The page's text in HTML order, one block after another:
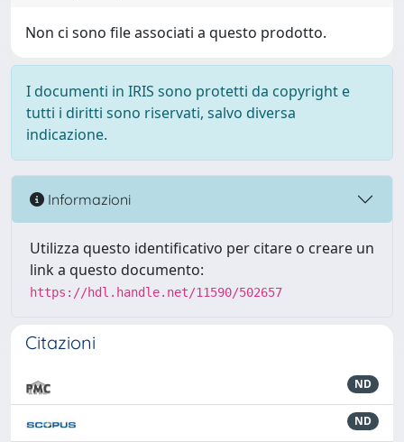
Non ci sono file associati a questo prodotto.
I documenti in IRIS sono protetti da copyright e
tutti i diritti sono riservati, salvo diversa
indicazione.
Informazioni
Utilizza questo identificativo per citare o creare un
link a questo documento:
https://hdl.handle.net/11590/502657
Citazioni
ND
ND